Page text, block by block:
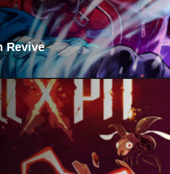
Revive